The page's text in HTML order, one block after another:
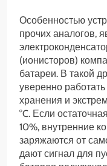
Особенностью
прочих аналогов,
(ионисторов)
батареи. В такой
уверенно
хранения и
°C. Если
10%, внутренние
заряжаются от
дают сигнал для